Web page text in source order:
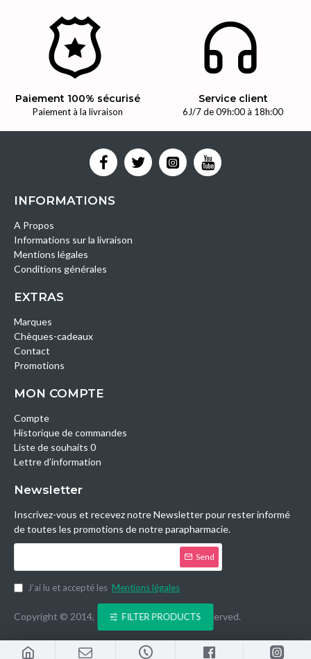
Paiement 100% sécurisé
Paiement à la livraison
Service client
6J/7 de 09h:00 à 18h:00
INFORMATIONS
A Propos
Informations sur la livraison
Mentions légales
Conditions générales
EXTRAS
Marques
Chèques-cadeaux
Contact
Promotions
MON COMPTE
Compte
Historique de commandes
Liste de souhaits 0
Lettre d’information
Newsletter
Inscrivez-vous et recevez notre Newsletter pour rester informé
de toutes les promotions de notre parapharmacie.
Send
J’ai lu et accepté les Mentions légales
Copyright © 2014, Parashop.tn, All Rights Reserved.
FILTER PRODUCTS